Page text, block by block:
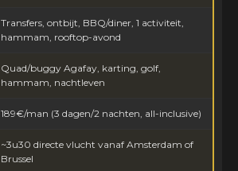
Transfers, ontbijt, BBQ/diner, 1 activiteit,
hammam, rooftop-avond
Quad/buggy Agafay, karting, golf,
hammam, nachtleven
189€/man (3 dagen/2 nachten, all-inclusive)
~3u30 directe vlucht vanaf Amsterdam of
Brussel